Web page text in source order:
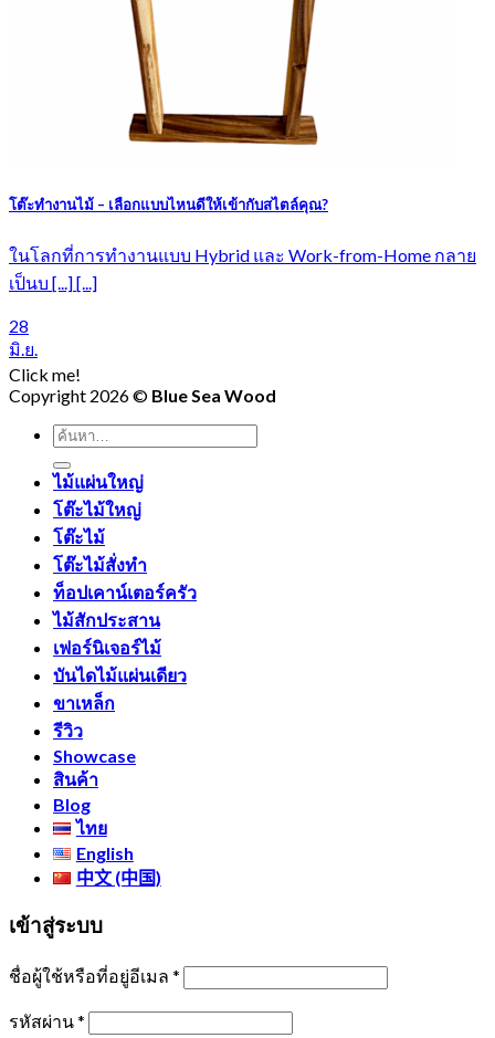
โต๊ะทำงานไม้ – เลือกแบบไหนดีให้เข้ากับสไตล์คุณ?
ในโลกที่การทำงานแบบ Hybrid และ Work-from-Home กลาย
เป็นบ [...] [...]
28
มิ.ย.
Click me!
Copyright 2026 © Blue Sea Wood
ค้นหา:
ไม้แผ่นใหญ่
โต๊ะไม้ใหญ่
โต๊ะไม้
โต๊ะไม้สั่งทำ
ท็อปเคาน์เตอร์ครัว
ไม้สักประสาน
เฟอร์นิเจอร์ไม้
บันไดไม้แผ่นเดียว
ขาเหล็ก
รีวิว
Showcase
สินค้า
Blog
ไทย
English
中文 (中国)
เข้าสู่ระบบ
ชื่อผู้ใช้หรือที่อยู่อีเมล *
รหัสผ่าน*